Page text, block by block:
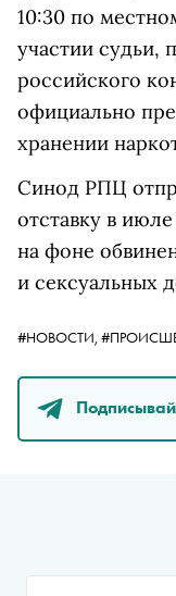
10:30 по
участии судьи,
российского
официально
хранении
Синод РПЦ
отставку в
на фоне
и сексуальных
#НОВОСТИ,